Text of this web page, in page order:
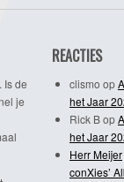
Is de
je
REACTIES
clismo op
het Jaar
Rick Bop
het Jaar
Herr Meijer
conXies’